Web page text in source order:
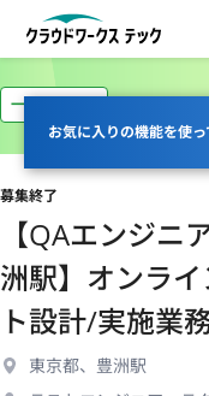
お気に入りの機能を使
一部リモート
募集終了
【QAエンジ
洲駅】オンラ
ト設計/実施業
東京都、豊洲駅